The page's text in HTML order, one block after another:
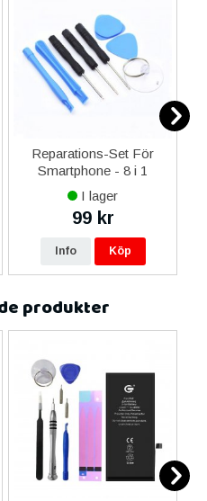
Reparations-Set För
Smartphone - 8 i 1
I lager
99 kr
Info Köp
produkter